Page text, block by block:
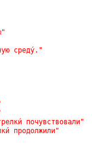
среду́."
почувствовали"
продолжили"